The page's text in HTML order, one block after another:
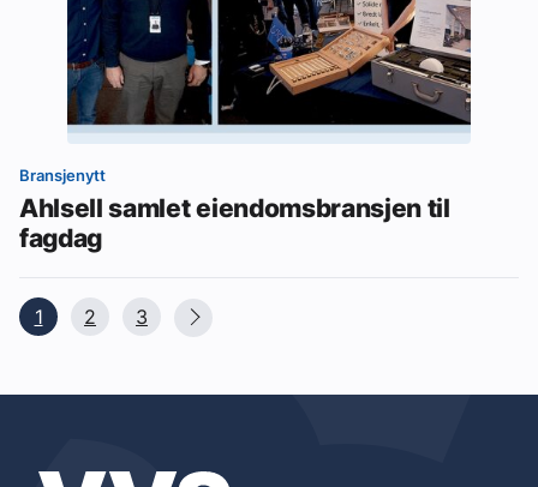
Bransjenytt
Ahlsell samlet eiendomsbransjen til
fagdag
1 2 3